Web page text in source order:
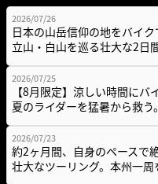
2026/07/26
日本の山岳信仰の地をバイク
立山・白山を巡る壮大な2日
2026/07/25
【8月限定】涼しい時間にバ
夏のライダーを猛暑から救
2026/07/23
約2ヶ月間、自身のペースで
壮大なツーリング。本州一